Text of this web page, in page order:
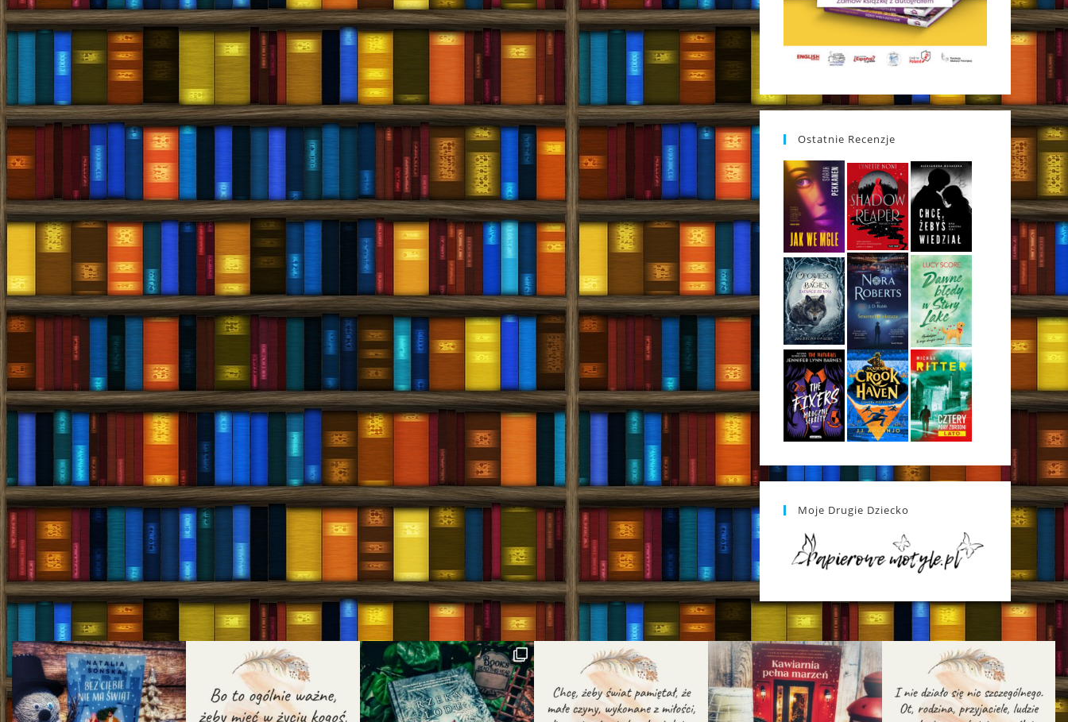
Ostatnie Recenzje
Moje Drugie Dziecko